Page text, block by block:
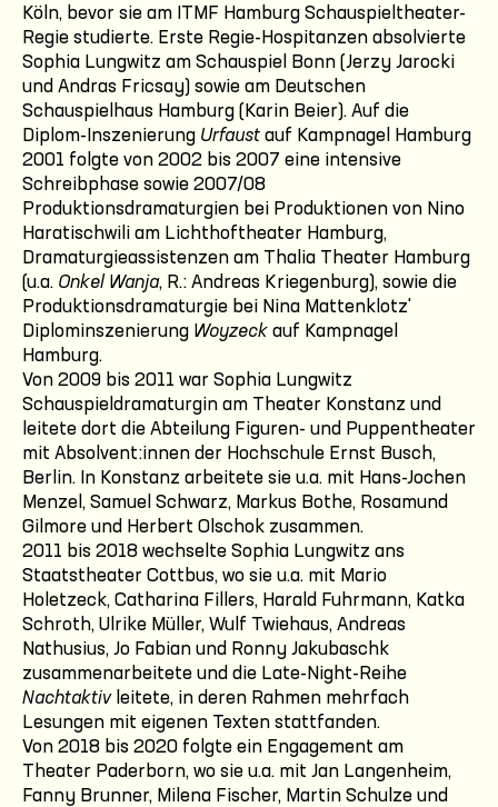
Köln, bevor sie am ITMF Hamburg Schauspieltheater-
Regie studierte. Erste Regie-Hospitanzen absolvierte
Sophia Lungwitz am Schauspiel Bonn (Jerzy Jarocki
und Andras Fricsay) sowie am Deutschen
Schauspielhaus Hamburg (Karin Beier). Auf die
Diplom-Inszenierung Urfaust auf Kampnagel Hamburg
2001 folgte von 2002 bis 2007 eine intensive
Schreibphase sowie 2007/08
Produktionsdramaturgien bei Produktionen von Nino
Haratischwili am Lichthoftheater Hamburg,
Dramaturgieassistenzen am Thalia Theater Hamburg
(u.a. Onkel Wanja, R.: Andreas Kriegenburg), sowie die
Produktionsdramaturgie bei Nina Mattenklotz'
Diplominszenierung Woyzeck auf Kampnagel
Hamburg.
Von 2009 bis 2011 war Sophia Lungwitz
Schauspieldramaturgin am Theater Konstanz und
leitete dort die Abteilung Figuren- und Puppentheater
mit Absolvent:innen der Hochschule Ernst Busch,
Berlin. In Konstanz arbeitete sie u.a. mit Hans-Jochen
Menzel, Samuel Schwarz, Markus Bothe, Rosamund
Gilmore und Herbert Olschok zusammen.
2011 bis 2018 wechselte Sophia Lungwitz ans
Staatstheater Cottbus, wo sie u.a. mit Mario
Holetzeck, Catharina Fillers, Harald Fuhrmann, Katka
Schroth, Ulrike Müller, Wulf Twiehaus, Andreas
Nathusius, Jo Fabian und Ronny Jakubaschk
zusammenarbeitete und die Late-Night-Reihe
Nachtaktivleitete, in deren Rahmen mehrfach
Lesungen mit eigenen Texten stattfanden.
Von 2018 bis 2020 folgte ein Engagement am
Theater Paderborn, wo sie u.a. mit Jan Langenheim,
Fanny Brunner, Milena Fischer, Martin Schulze und